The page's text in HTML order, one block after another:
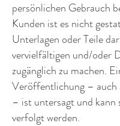
persönlichen Gebrauch
Kunden ist es nicht
Unterlagen oder Teile
vervielfältigen und/oder
zugänglich zu machen.
Veröffentlichung – auch
– ist untersagt und
verfolgt werden.